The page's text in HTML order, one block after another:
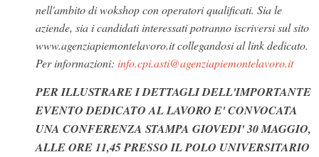
nell'ambito di wokshop con operatori qualificati. Sia le
aziende, sia i candidati interessati potranno iscriversi sul sito
www.agenziapiemontelavoro.it collegandosi al link dedicato.
Per informazioni: info.cpi.asti@agenziapiemontelavoro.it
PER ILLUSTRARE I DETTAGLI DELL'IMPORTANTE
EVENTO DEDICATO AL LAVORO E' CONVOCATA
UNA CONFERENZA STAMPA GIOVEDI' 30 MAGGIO,
ALLE ORE 11,45 PRESSO IL POLO UNIVERSITARIO